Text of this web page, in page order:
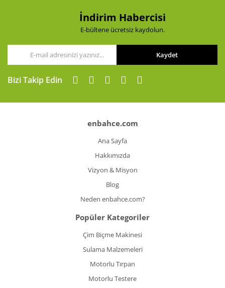
İndirim Habercisi
E-bültene ücretsiz kaydolun.
Kaydet
Bizi Takip Edin
enbahce.com
Ana Sayfa
Hakkımızda
Vizyon & Misyon
Blog
Neden enbahce.com?
Popüler Kategoriler
Çim Biçme Makinesi
Sulama Malzemeleri
Motorlu Tırpan
Motorlu Testere